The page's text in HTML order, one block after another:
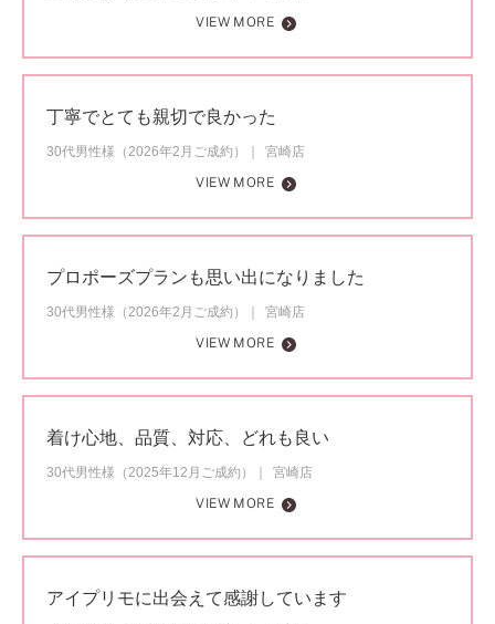
VIEW MORE
丁寧でとても親切で良かった
30代男性様（2026年2月ご成約）
宮崎店
VIEW MORE
プロポーズプランも思い出になりました
30代男性様（2026年2月ご成約）
宮崎店
VIEW MORE
着け心地、品質、対応、どれも良い
30代男性様（2025年12月ご成約）
宮崎店
VIEW MORE
アイプリモに出会えて感謝しています